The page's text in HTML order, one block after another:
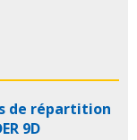
de répartition
9D